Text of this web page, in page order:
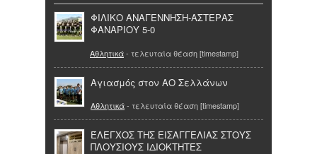
ΦΙΛΙΚΟ ΑΝΑΓΕΝΝΗΣΗ-ΑΣΤΕΡΑΣ
ΦΑΝΑΡΙΟΥ 5-0
Αθλητικά- τελευταία θέαση [timestamp]
Αγιασμός στον ΑΟ Σελλάνων
Αθλητικά- τελευταία θέαση [timestamp]
ΈΛΕΓΧΟΣ ΤΗΣ ΕΙΣΑΓΓΕΛΙΑΣ ΣΤΟΥΣ
ΠΛΟΥΣΙΟΥΣ ΙΔΙΟΚΤΗΤΕΣ